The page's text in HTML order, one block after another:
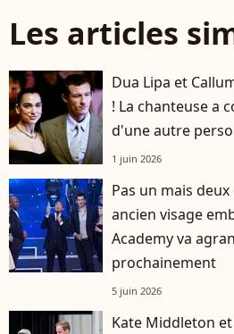
Les articles
Dua Lipa et
! La chanteuse a
d'une autre
1 juin 2026
Pas un mais
ancien visage
Academy va
prochainement
5 juin 2026
Kate Middleton